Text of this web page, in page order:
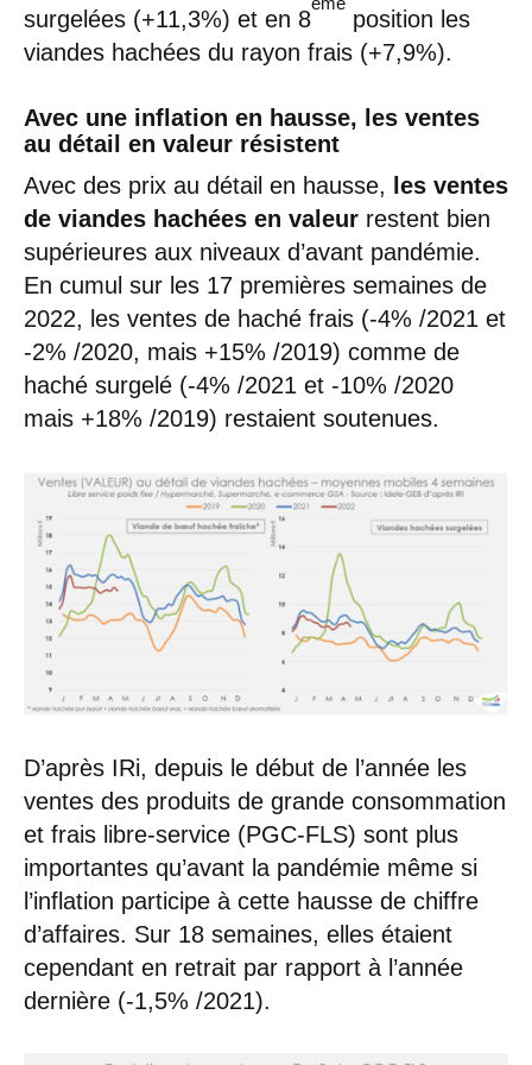
surgelées (+11,3%) et en 8
position les
viandes hachées du rayon frais (+7,9%).
Avec une inflation en hausse, les ventes
au détail en valeur résistent
Avec des prix au détail en hausse, les ventes
de viandes hachées en valeur restent bien
supérieures aux niveaux d’avant pandémie.
En cumul sur les 17 premières semaines de
2022, les ventes de haché frais (-4% /2021 et
-2% /2020, mais +15% /2019) comme de
haché surgelé (-4% /2021 et -10% /2020
mais +18% /2019) restaient soutenues.
D’après IRi, depuis le début de l’année les
ventes des produits de grande consommation
et frais libre-service (PGC-FLS) sont plus
importantes qu’avant la pandémie même si
l’inflation participe à cette hausse de chiffre
d’affaires. Sur 18 semaines, elles étaient
cependant en retrait par rapport à l’année
dernière (-1,5% /2021).